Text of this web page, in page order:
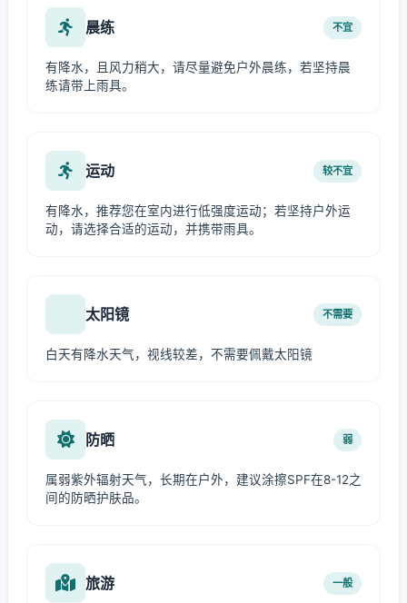
晨练 不宜
有降水，且风力稍大，请尽量避免户外晨练，若坚持晨
练请带上雨具。
运动 较不宜
有降水，推荐您在室内进行低强度运动；若坚持户外运
动，请选择合适的运动，并携带雨具。
太阳镜 不需要
白天有降水天气，视线较差，不需要佩戴太阳镜
防晒 弱
属弱紫外辐射天气，长期在户外，建议涂擦SPF在8-12之
间的防晒护肤品。
旅游 一般